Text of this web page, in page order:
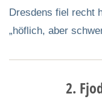
Dresdens fiel recht
„höflich, aber
2.